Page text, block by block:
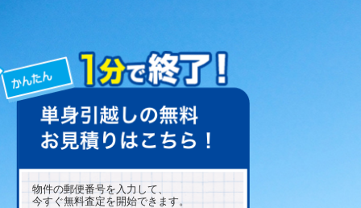
物件の郵便番号を入力して、
今すぐ無料査定を開始できます。